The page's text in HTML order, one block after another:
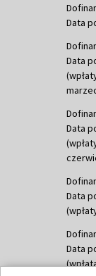
Data
Data
Data
Data
Data